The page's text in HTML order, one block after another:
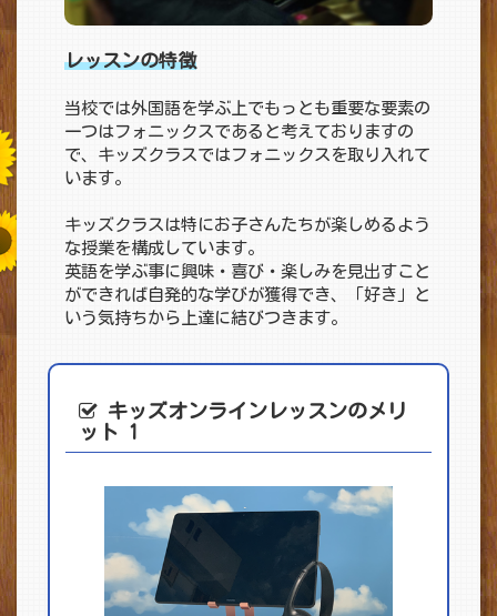
レッスンの特徴
当校では外国語を学ぶ上でもっとも重要な要素の
一つはフォニックスであると考えておりますの
で、キッズクラスではフォニックスを取り入れて
います。
キッズクラスは特にお子さんたちが楽しめるよう
な授業を構成しています。
英語を学ぶ事に興味・喜び・楽しみを見出すこと
ができれば自発的な学びが獲得でき、「好き」と
いう気持ちから上達に結びつきます。
キッズオンライン レッスンのメリ
ット 1